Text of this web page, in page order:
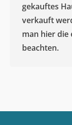
gekauftes
verkauft
man hier die
beachten.